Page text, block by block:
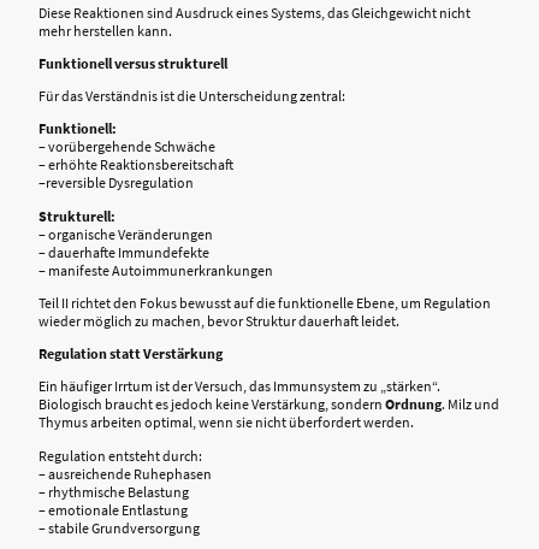
Diese Reaktionen sind Ausdruck eines Systems, das Gleichgewicht nicht
mehr herstellen kann.
Funktionell versus strukturell
Für das Verständnis ist die Unterscheidung zentral:
Funktionell:
– vorübergehende Schwäche
– erhöhte Reaktionsbereitschaft
–reversible Dysregulation
Strukturell:
– organische Veränderungen
– dauerhafte Immundefekte
– manifeste Autoimmunerkrankungen
Teil II richtet den Fokus bewusst auf die funktionelle Ebene, um Regulation
wieder möglich zu machen, bevor Struktur dauerhaft leidet.
Regulation statt Verstärkung
Ein häufiger Irrtum ist der Versuch, das Immunsystem zu „stärken“.
Biologisch braucht es jedoch keine Verstärkung, sondern Ordnung. Milz und
Thymus arbeiten optimal, wenn sie nicht überfordert werden.
Regulation entsteht durch:
– ausreichende Ruhephasen
– rhythmische Belastung
– emotionale Entlastung
– stabile Grundversorgung